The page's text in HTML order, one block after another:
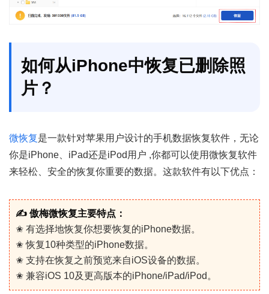
如何从iPhone中恢复已删除照
片？
微恢复是一款针对苹果用户设计的手机数据恢复软件，无论
你是iPhone、iPad还是iPod用户 ,你都可以使用微恢复软件
来轻松、安全的恢复你重要的数据。这款软件有以下优点：
✍ 傲梅微恢复主要特点：
✬ 有选择地恢复你想要恢复的iPhone数据。
✬ 恢复10种类型的iPhone数据。
✬ 支持在恢复之前预览来自iOS设备的数据。
✬ 兼容iOS 10及更高版本的iPhone/iPad/iPod。